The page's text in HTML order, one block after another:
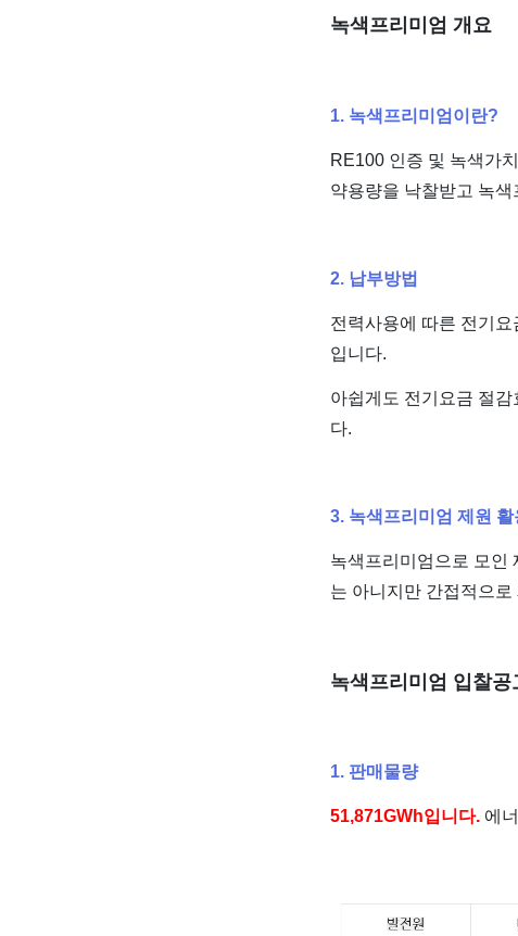
녹색프리미엄 개요
1. 녹색프리미엄이란?
RE100 인증 및 녹색가
약용량을 낙찰받고 녹
2. 납부방법
전력사용에 따른 전기
입니다.
아쉽게도 전기요금 절
다.
3. 녹색프리미엄 제원 활
녹색프리미엄으로 모인
는 아니지만 간접적으
녹색프리미엄 입찰공
1. 판매물량
51,871GWh입니다. 에